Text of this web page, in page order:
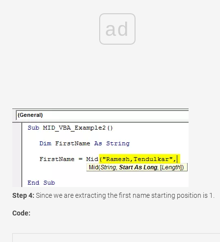
ad
Step 4: Since we are extracting the first name starting position is 1.
Code: